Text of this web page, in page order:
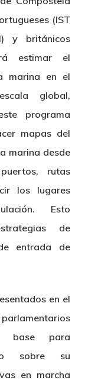
(IST
y británicos
estimar el
marina en el
global,
programa
mapas del
marina desde
rutas
los lugares
Esto
de
entrada de
en el
base para
sobre su
en marcha
Corporativa
Logo CETMAR
Contacto
De Noticias